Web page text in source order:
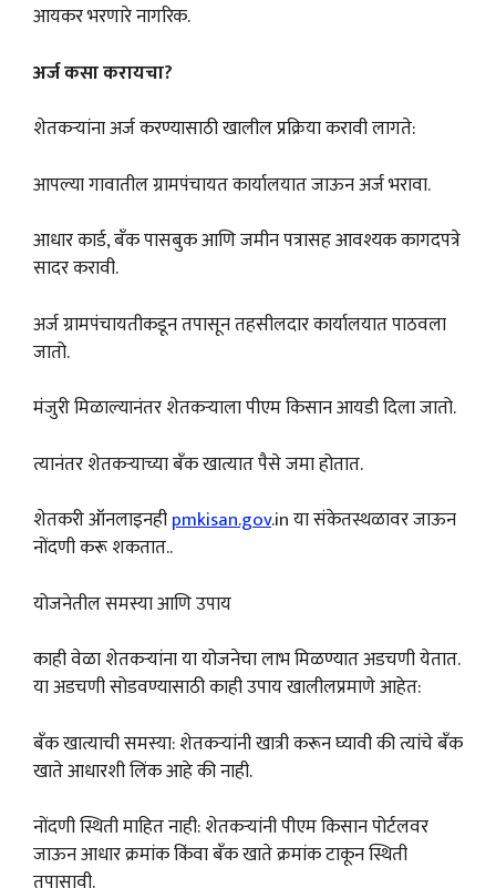
आयकर भरणारे नागरिक.
अर्ज कसा करायचा?
शेतकऱ्यांना अर्ज करण्यासाठी खालील प्रक्रिया करावी लागते:
आपल्या गावातील ग्रामपंचायत कार्यालयात जाऊन अर्ज भरावा.
आधार कार्ड, बँक पासबुक आणि जमीन पत्रासह आवश्यक कागदपत्रे
सादर करावी.
अर्ज ग्रामपंचायतीकडून तपासून तहसीलदार कार्यालयात पाठवला
जातो.
मंजुरी मिळाल्यानंतर शेतकऱ्याला पीएम किसान आयडी दिला जातो.
त्यानंतर शेतकऱ्याच्या बँक खात्यात पैसे जमा होतात.
शेतकरी ऑनलाइनहीpmkisan.gov.in या संकेतस्थळावर जाऊन
नोंदणी करू शकतात..
योजनेतील समस्या आणि उपाय
काही वेळा शेतकऱ्यांना या योजनेचा लाभ मिळण्यात अडचणी येतात.
या अडचणी सोडवण्यासाठी काही उपाय खालीलप्रमाणे आहेत:
बँक खात्याची समस्या: शेतकऱ्यांनी खात्री करून घ्यावी की त्यांचे बँक
खाते आधारशी लिंक आहे की नाही.
नोंदणी स्थिती माहित नाही: शेतकऱ्यांनी पीएम किसान पोर्टलवर
जाऊन आधार क्रमांक किंवा बँक खाते क्रमांक टाकून स्थिती